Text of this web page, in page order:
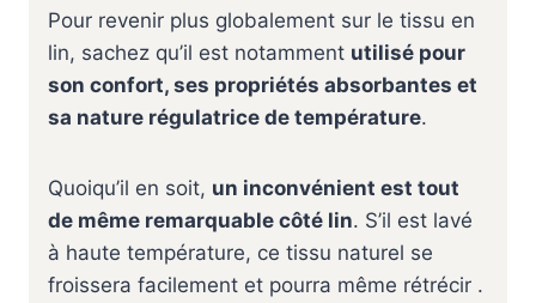
Pour revenir plus globalement sur le tissu en
lin, sachez qu’il est notamment utilisé pour
son confort, ses propriétés absorbantes et
sa nature régulatrice de température.
Quoiqu’il en soit, un inconvénient est tout
de même remarquable côté lin. S’il est lavé
à haute température, ce tissu naturel se
froissera facilement et pourra même rétrécir .